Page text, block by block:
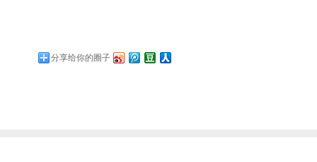
分享给你的圈子